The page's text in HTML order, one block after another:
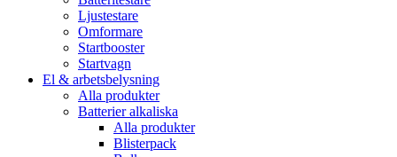
Ljustestare
Omformare
Startbooster
Startvagn
El & arbetsbelysning
Alla produkter
Batterier alkaliska
Alla produkter
Blisterpack